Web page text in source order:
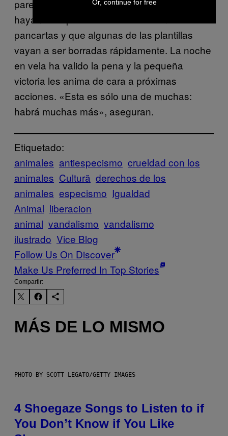
parece importarles que a las pocas horas
hayan desaparecido dos de las cinco
pancartas y que algunas de las plantillas
vayan a ser borradas rápidamente. La noche
en vela ha valido la pena y la pequeña
victoria les anima de cara a próximas
acciones. «Esta es sólo una de muchas:
habrá muchas más», aseguran.
Etiquetado:
animales antiespecismo crueldad con los
animales Cultură derechos de los
animales especismo Igualdad
Animal liberacion
animal vandalismo vandalismo
ilustrado Vice Blog
Follow Us On Discover
Make Us Preferred In Top Stories
Compartir:
MÁS DE LO MISMO
PHOTO BY SCOTT LEGATO/GETTY IMAGES
4 Shoegaze Songs to Listen to if
You Don’t Know if You Like
Or, continue for free